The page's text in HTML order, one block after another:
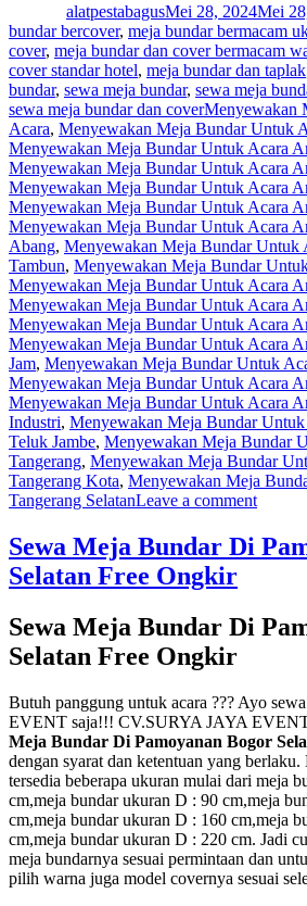
alatpestabagusMei 28, 2024Mei
bundar bercover, meja bundar bermacam
cover, meja bundar dan cover bermacam
cover standar hotel, meja bundar dan taplak
bundar, sewa meja bundar, sewa meja
sewa meja bundar dan coverTags
Menyewakan
Acara, Menyewakan Meja Bundar Untuk
Menyewakan Meja Bundar Untuk Acara
Menyewakan Meja Bundar Untuk Acara
Menyewakan Meja Bundar Untuk Acara
Menyewakan Meja Bundar Untuk Acara
Menyewakan Meja Bundar Untuk Acara
Abang, Menyewakan Meja Bundar Untuk
Tambun, Menyewakan Meja Bundar
Menyewakan Meja Bundar Untuk Acara
Menyewakan Meja Bundar Untuk Acara
Menyewakan Meja Bundar Untuk Acara
Menyewakan Meja Bundar Untuk Acara
Jam, Menyewakan Meja Bundar Untuk
Menyewakan Meja Bundar Untuk Acara
Menyewakan Meja Bundar Untuk Acara
Industri, Menyewakan Meja Bundar
Teluk Jambe, Menyewakan Meja Bundar
Tangerang, Menyewakan Meja Bundar
Tangerang Kota, Menyewakan Meja
Tangerang SelatanLeave a commenton
Meja
Bundar
Area
Jakarta
Sewa Meja Bundar Di
Selatan Free Ongkir
Sewa Meja Bundar Di
Selatan Free Ongkir
Butuh panggung untuk acara ??? Ayo
EVENT saja!!! CV.SURYA JAYA
Meja Bundar Di Pamoyanan Bogor
dengan syarat dan ketentuan yang
tersedia beberapa ukuran mulai dari meja
cm,meja bundar ukuran D : 90 cm,meja
cm,meja bundar ukuran D : 160 cm,meja
cm,meja bundar ukuran D : 220 cm. Jadi
meja bundarnya sesuai permintaan dan
pilih warna juga model covernya sesuai